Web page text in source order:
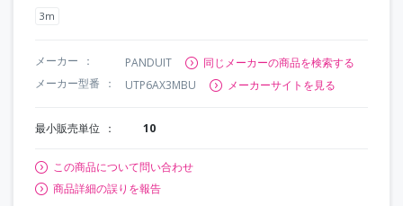
3m
メーカー PANDUIT
同じメーカーの商品を検索する
メーカー型番
UTP6AX3MBU メーカーサイトを見る
最小販売単位 10
この商品について問い合わせ
商品詳細の誤りを報告